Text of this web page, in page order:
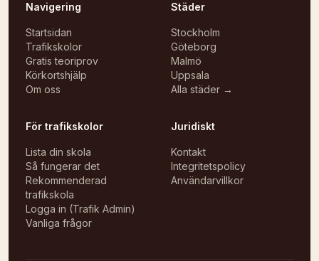
Navigering
Startsidan
Trafikskolor
Gratis teoriprov
Körkortshjälp
Om oss
Städer
Stockholm
Göteborg
Malmö
Uppsala
Alla städer →
För trafikskolor
Lista din skola
Så fungerar det
Rekommenderad
trafikskola
Logga in (Trafik Admin)
Vanliga frågor
Juridiskt
Kontakt
Integritetspolicy
Användarvillkor